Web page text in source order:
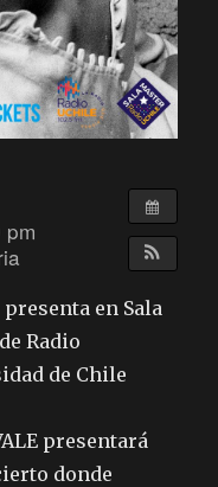
presenta en Sala
Radio
de Chile
presentará
donde